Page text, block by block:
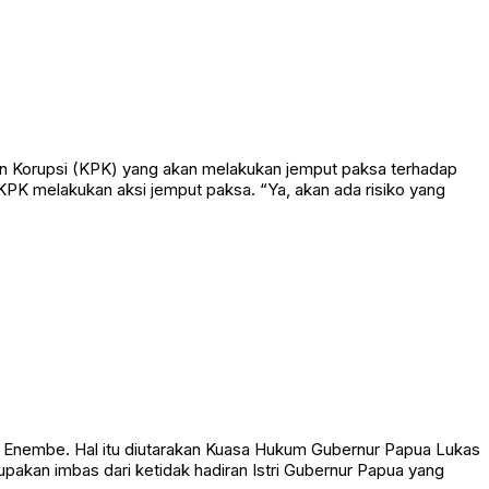
(KPK) yang akan melakukan jemput paksa terhadap
melakukan aksi jemput paksa. “Ya, akan ada risiko yang
Hal itu diutarakan Kuasa Hukum Gubernur Papua Lukas
imbas dari ketidak hadiran Istri Gubernur Papua yang